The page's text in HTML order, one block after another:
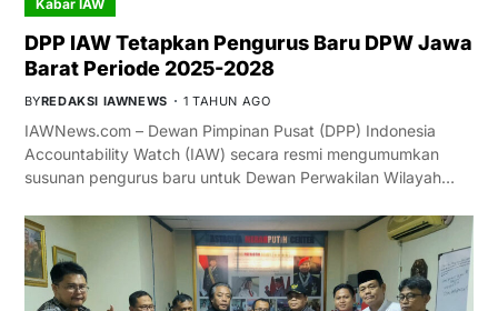
Kabar IAW
DPP IAW Tetapkan Pengurus Baru DPW Jawa
Barat Periode 2025-2028
BYREDAKSI IAWNEWS 1 TAHUN AGO
IAWNews.com – Dewan Pimpinan Pusat (DPP) Indonesia
Accountability Watch (IAW) secara resmi mengumumkan
susunan pengurus baru untuk Dewan Perwakilan Wilayah…